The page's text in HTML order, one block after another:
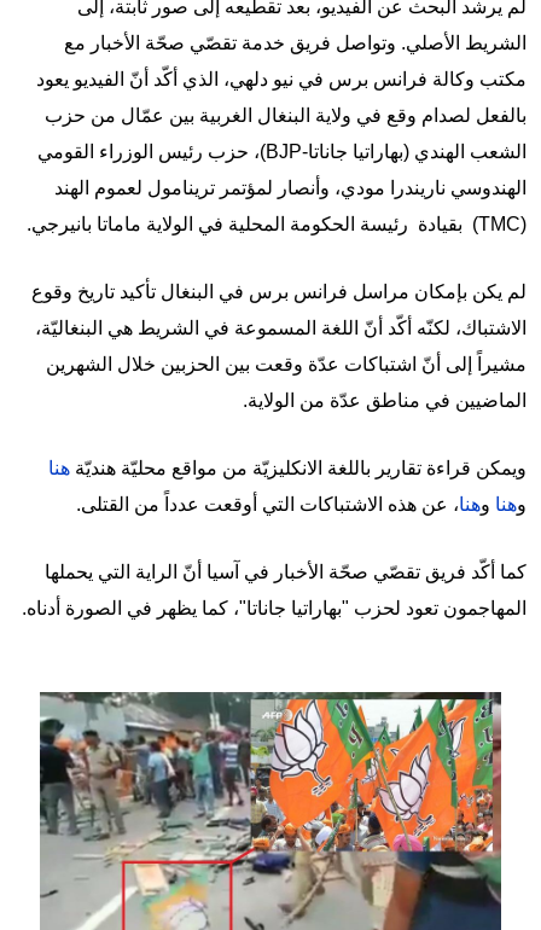
لم يرشد البحث عن الفيديو، بعد تقطيعه إلى صور ثابتة، إلى
الشريط الأصلي. وتواصل فريق خدمة تقصّي صحّة الأخبار مع
مكتب وكالة فرانس برس في نيو دلهي، الذي أكّد أنّ الفيديو يعود
بالفعل لصدام وقع في ولاية البنغال الغربية بين عمّال من حزب
الشعب الهندي (بهاراتيا جاناتا-BJP)، حزب رئيس الوزراء القومي
الهندوسي ناريندرا مودي، وأنصار لمؤتمر ترينامول لعموم الهند
(TMC)
بقيادة رئيسة الحكومة المحلية في الولاية ماماتا بانيرجي.
لم يكن بإمكان مراسل فرانس برس في البنغال تأكيد تاريخ وقوع
الاشتباك، لكنّه أكّد أنّ اللغة المسموعة في الشريط هي البنغاليّة،
مشيراً إلى أنّ اشتباكات عدّة وقعت بين الحزبين خلال الشهرين
الماضيين في مناطق عدّة من الولاية.
ويمكن قراءة تقارير باللغة الانكليزيّة من مواقع محليّة هنديّة هنا
وهنا وهنا، عن هذه الاشتباكات التي أوقعت عدداً من القتلى.
كما أكّد فريق تقصّي صحّة الأخبار في آسيا أنّ الراية التي يحملها
المهاجمون تعود لحزب "بهاراتيا جاناتا"، كما يظهر في الصورة أدناه.
Image